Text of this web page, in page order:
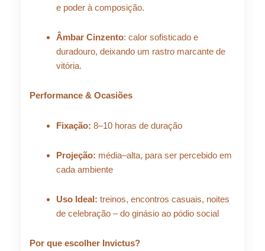
e poder à composição.
Âmbar Cinzento: calor sofisticado e
duradouro, deixando um rastro marcante de
vitória.
Performance & Ocasiões
Fixação: 8–10 horas de duração
Projeção: média–alta, para ser percebido em
cada ambiente
Uso Ideal: treinos, encontros casuais, noites
de celebração – do ginásio ao pódio social
Por que escolher Invictus?